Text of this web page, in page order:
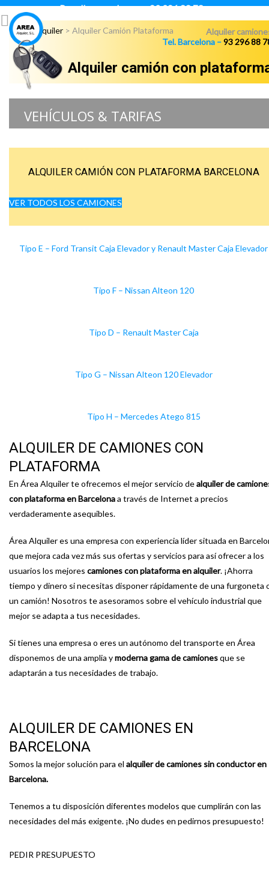
Para llamar pulsar: 93 296 88 78
Área Alquiler> Alquiler Camión Plataforma
Alquiler
Tel. Barcelona –93 296 88
Alquiler camión con
VEHÍCULOS & TARIFAS
ALQUILER CAMIÓN CON PLATAFORMA BARCELONA
VER TODOS LOS CAMIONES
Tipo E – Ford Transit Caja Elevador y Renault Master Caja Elevador
Tipo F – Nissan Alteon 120
Tipo D – Renault Master Caja
Tipo G – Nissan Alteon 120 Elevador
Tipo H – Mercedes Atego 815
ALQUILER DE CAMIONES CON
PLATAFORMA
En Área Alquiler te ofrecemos el mejor servicio dealquiler de
con plataforma en Barcelonaa través de Internet a precios
verdaderamente asequibles.
Área Alquiler es una empresa con experiencia líder situada en
que mejora cada vez más sus ofertas y servicios para así ofrecer a los
usuarios los mejores camiones con plataforma en alquiler. ¡Ahorra
tiempo y dinero si necesitas disponer rápidamente de una furgoneta
un camión! Nosotros te asesoramos sobre el vehículo industrial que
mejor se adapta a tus necesidades.
Si tienes una empresa o eres un autónomo del transporte en Área
disponemos de una amplia ymoderna gama de camionesque se
adaptarán a tus necesidades de trabajo.
ALQUILER DE CAMIONES EN
BARCELONA
Somos la mejor solución para el alquiler de camiones sin conductor en
Barcelona.
Tenemos a tu disposición diferentes modelos que cumplirán con las
necesidades del más exigente. ¡No dudes en pedirnos presupuesto!
PEDIR PRESUPUESTO